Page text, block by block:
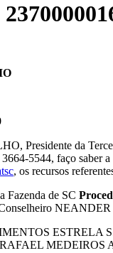
Presidente da
5544, faço saber a
, os recursos
Fazenda de SC
ESTRELA
MEDEIROS